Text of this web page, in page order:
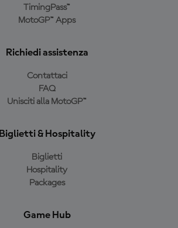
TimingPass™
MotoGP™ Apps
Richiedi assistenza
Contattaci
FAQ
Unisciti alla MotoGP™
Biglietti & Hospitality
Biglietti
Hospitality
Packages
Game Hub